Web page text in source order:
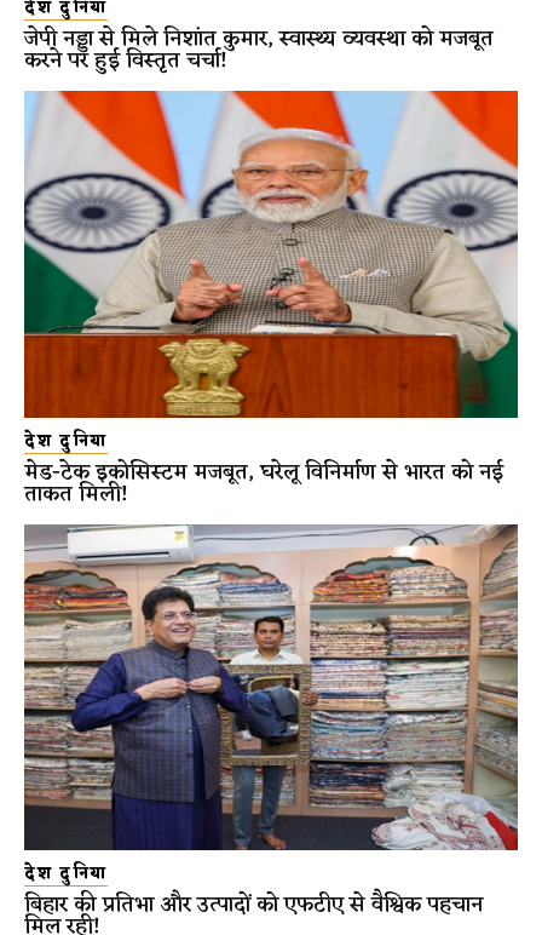
देश दुनिया
जेपी नड्डा से मिले निशांत कुमार, स्वास्थ्य व्यवस्था को मजबूत
करने पर हुई विस्तृत चर्चा!
देश दुनिया
मेड-टेक इकोसिस्टम मजबूत, घरेलू विनिर्माण से भारत को नई
ताकत मिली!
देश दुनिया
बिहार की प्रतिभा और उत्पादों को एफटीए से वैश्विक पहचान
मिल रही!